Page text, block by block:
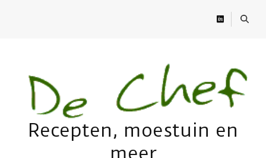
Recepten, moestuin en
meer